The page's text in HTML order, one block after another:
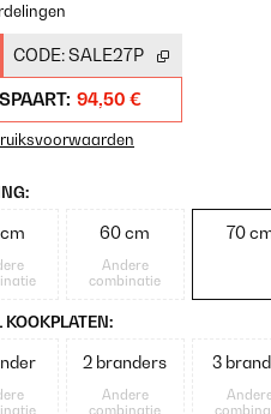
CODE:SALE27P
94,50 €
60 cm
Andere
combinatie
70
KOOKPLATEN:
2 branders
Andere
combinatie
3